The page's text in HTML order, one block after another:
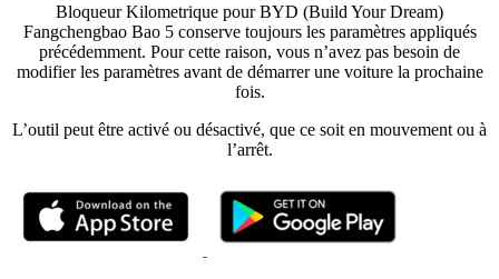
Bloqueur Kilometrique pourBYD (Build Your Dream)
Fangchengbao Bao 5 conserve toujours les paramètres appliqués
précédemment. Pour cette raison, vous n’avez pas besoin de
modifier les paramètres avant de démarrer une voiture la prochaine
fois.
L’outil peut être activé ou désactivé, que ce soit en mouvement ou à
l’arrêt.